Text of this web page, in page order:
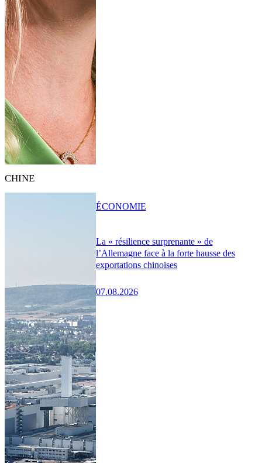
CHINE
La « résilience surprenante » de
l’Allemagne face à la forte hausse des
exportations chinoises
07.08.2026
ÉCONOMIE